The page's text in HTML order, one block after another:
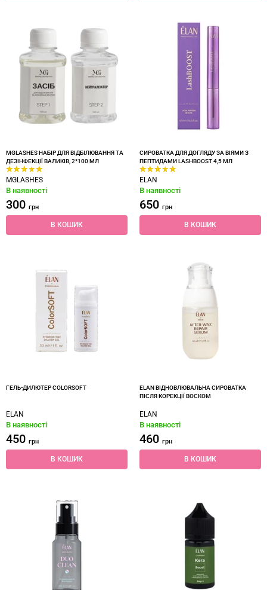
MGLASHES НАБІР ДЛЯ ВІДБІЛЮВАННЯ ТА
ДЕЗІНФЕКЦІЇ ВАЛИКІВ, 2*100 МЛ
MGLASHES
В наявності
300 грн
В КОШИК
СИРОВАТКА ДЛЯ ДОГЛЯДУ ЗА ВІЯМИ З
ПЕПТИДАМИ LASHBOOST 4,5 МЛ
ELAN
В наявності
650 грн
В КОШИК
ГЕЛЬ-ДИЛЮТЕР COLORSOFT
ELAN
В наявності
450 грн
В КОШИК
ELAN ВІДНОВЛЮВАЛЬНА СИРОВАТКА
ПІСЛЯ КОРЕКЦІЇ ВОСКОМ
ELAN
В наявності
460 грн
В КОШИК